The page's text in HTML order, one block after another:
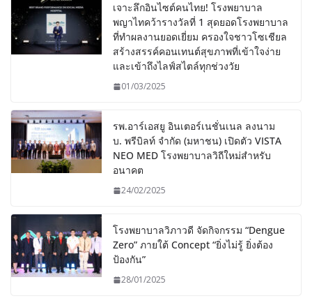
เจาะลึกอินไซต์คนไทย! โรงพยาบาล
พญาไทคว้ารางวัลที่ 1 สุดยอดโรงพยาบาล
ที่ทำผลงานยอดเยี่ยม ครองใจชาวโซเชียล
สร้างสรรค์คอนเทนต์สุขภาพที่เข้าใจง่าย
และเข้าถึงไลฟ์สไตล์ทุกช่วงวัย
01/03/2025
รพ.อาร์เอสยู อินเตอร์เนชั่นเนล ลงนาม
บ. พรีบิลท์ จํากัด (มหาชน) เปิดตัว VISTA
NEO MED โรงพยาบาลวิถีใหม่สำหรับ
อนาคต
24/02/2025
โรงพยาบาลวิภาวดี จัดกิจกรรม “Dengue
Zero” ภายใต้ Concept “ยิ่งไม่รู้ ยิ่งต้อง
ป้องกัน”
28/01/2025